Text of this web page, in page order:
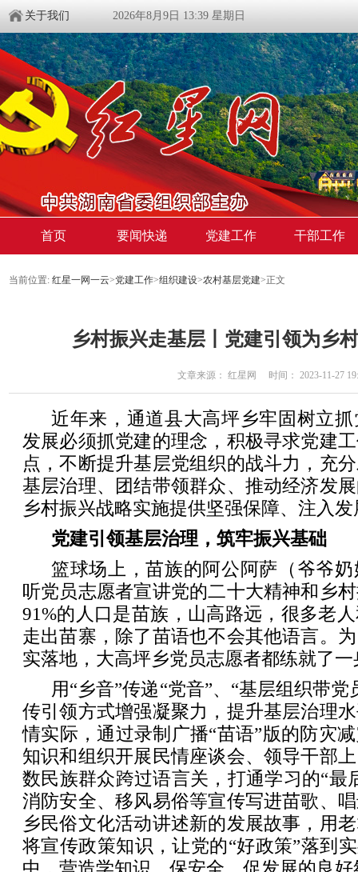
关于我们 2026年8月9日 13:39 星期日
首页 要闻快递 党建工作 干部工作
当前位置: 红星一网一云>党建工作>组织建设>农村基层党建>正文
乡村振兴走基层丨党建引领为乡
文章来源： 红星网 时间： 2023-11-27
近年来，通道县大高坪乡牢固树立
发展必须抓党建的理念，积极寻求党建
点，不断提升基层党组织的战斗力，充
基层治理、团结带领群众、推动经济发
乡村振兴战略实施提供坚强保障、注入
党建引领基层治理，筑牢振兴基础
篮球场上，苗族的阿公阿萨（爷爷
听党员志愿者宣讲党的二十大精神和乡
91%的人口是苗族，山高路远，很多老
走出苗寨，除了苗语也不会其他语言。
实落地，大高坪乡党员志愿者都练就了
用“乡音”传递“党音”、“基层组织带
传引领方式增强凝聚力，提升基层治理
情实际，通过录制广播“苗语”版的防灾
知识和组织开展民情座谈会、领导干部
数民族群众跨过语言关，打通学习的“最
消防安全、移风易俗等宣传写进苗歌、
乡民俗文化活动讲述新的发展故事，用
将宣传政策知识，让党的“好政策”落到